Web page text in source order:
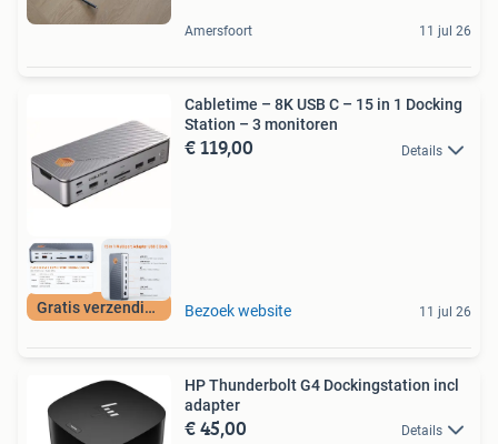
Amersfoort 11 jul 26
Gratis verzending
Cabletime – 8K USB C – 15 in 1 Docking
Station – 3 monitoren
€ 119,00 Details
Bezoek website 11 jul 26
HP Thunderbolt G4 Dockingstation incl
adapter
€ 45,00 Details